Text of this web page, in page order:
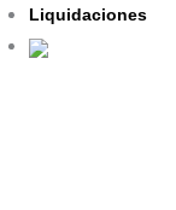
Liquidaciones